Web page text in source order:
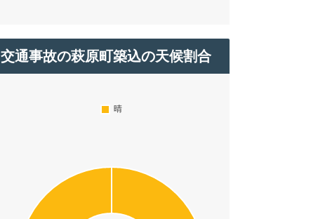
交通事故の萩原町築込の天候割合